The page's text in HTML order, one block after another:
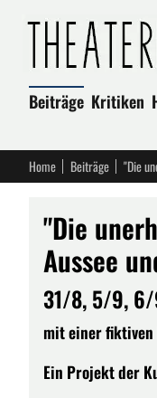
Beiträge Kritiken
Home Beiträge "Die
"Die
Aussee
31/8, 5/9,
mit einer fiktiven
Ein Projekt der